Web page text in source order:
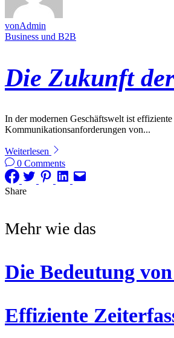
vonAdmin
Business und B2B
Die Zukunft
In der modernen Geschäftswelt ist
Kommunikationsanforderungen von...
Weiterlesen
0 Comments
Share
Mehr wie das
Die Bedeutung
Effiziente